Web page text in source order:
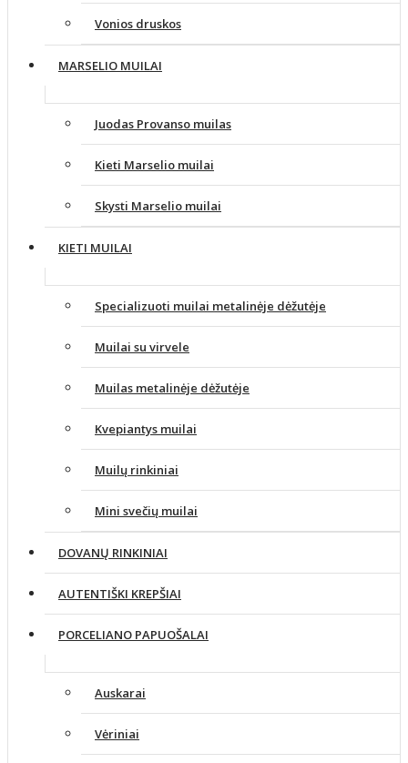
Vonios druskos
MARSELIO MUILAI
Juodas Provanso muilas
Kieti Marselio muilai
Skysti Marselio muilai
KIETI MUILAI
Specializuoti muilai metalinėje dėžutėje
Muilai su virvele
Muilas metalinėje dėžutėje
Kvepiantys muilai
Muilų rinkiniai
Mini svečių muilai
DOVANŲ RINKINIAI
AUTENTIŠKI KREPŠIAI
PORCELIANO PAPUOŠALAI
Auskarai
Vėriniai